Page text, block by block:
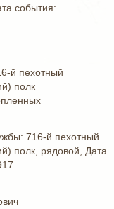
события:
й пехотный
полк
716-й пехотный
полк, рядовой, Дата